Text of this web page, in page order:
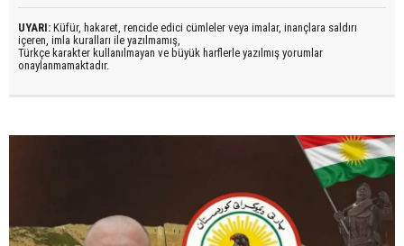
UYARI: Küfür, hakaret, rencide edici cümleler veya imalar, inançlara saldırı
içeren, imla kuralları ile yazılmamış,
Türkçe karakter kullanılmayan ve büyük harflerle yazılmış yorumlar
onaylanmamaktadır.